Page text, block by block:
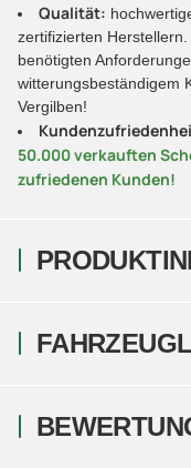
Qualität:
zertifizierten
benötigten
witterungsbeständigem
Vergilben!
50.000 verkauften
zufriedenen Kunden!